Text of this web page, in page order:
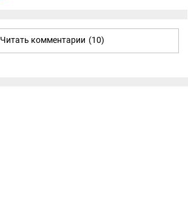
Читать комментарии (10)